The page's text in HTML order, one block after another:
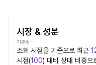
시장 & 성분
기준일: -
조회 시점을 기준으로 최근
시점(100) 대비 상대 비중으